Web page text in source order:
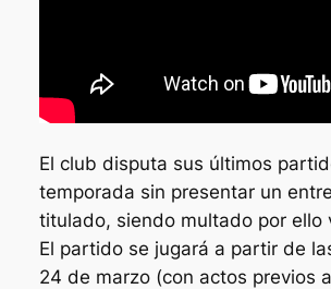
El club disputa sus últimos
temporada sin presentar un
titulado, siendo multado por ello
El partido se jugará a partir de
24 de marzo (con actos previos